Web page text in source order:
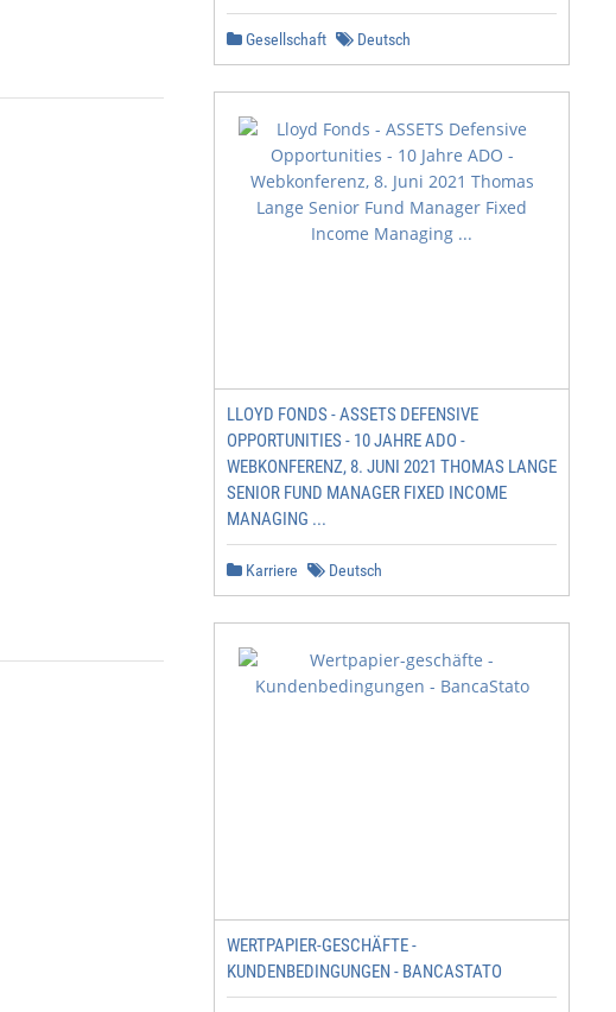
Gesellschaft Deutsch
LLOYD FONDS - ASSETS DEFENSIVE
OPPORTUNITIES - 10 JAHRE ADO -
WEBKONFERENZ, 8. JUNI 2021 THOMAS LANGE
SENIOR FUND MANAGER FIXED INCOME
MANAGING ...
Karriere Deutsch
WERTPAPIER-GESCHÄFTE -
KUNDENBEDINGUNGEN - BANCASTATO